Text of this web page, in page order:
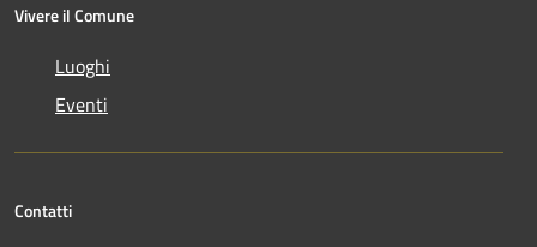
Vivere il Comune
Luoghi
Eventi
Contatti